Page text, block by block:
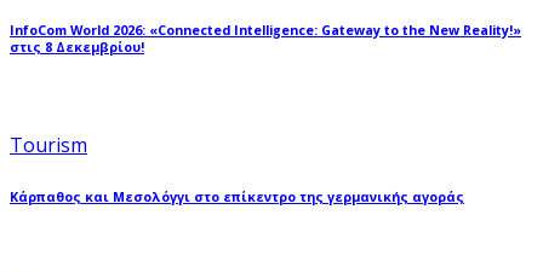
InfoCom World 2026: «Connected Intelligence: Gateway to the New Reality!»
στις 8 Δεκεμβρίου!
Tourism
Κάρπαθος και Μεσολόγγι στο επίκεντρο της γερμανικής αγοράς